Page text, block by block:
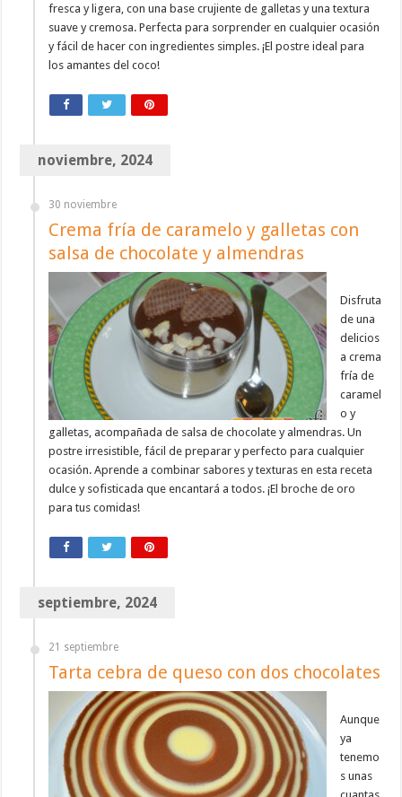
fresca y ligera, con una base crujiente de galletas y una textura
suave y cremosa. Perfecta para sorprender en cualquier ocasión
y fácil de hacer con ingredientes simples. ¡El postre ideal para
los amantes del coco!
noviembre, 2024
30 noviembre
Crema fría de caramelo y galletas con
salsa de chocolate y almendras
Disfruta
de una
delicios
a crema
fría de
caramel
o y
galletas, acompañada de salsa de chocolate y almendras. Un
postre irresistible, fácil de preparar y perfecto para cualquier
ocasión. Aprende a combinar sabores y texturas en esta receta
dulce y sofisticada que encantará a todos. ¡El broche de oro
para tus comidas!
septiembre, 2024
21 septiembre
Tarta cebra de queso con dos chocolates
Aunque
ya
tenemo
s unas